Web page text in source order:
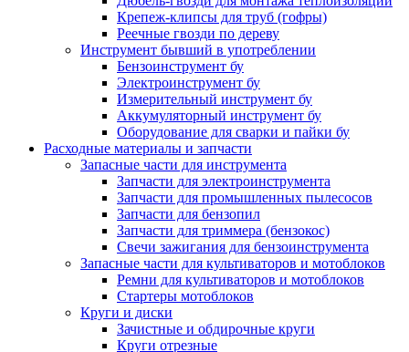
Крепеж-клипсы для труб (гофры)
Реечные гвозди по дереву
Инструмент бывший в употреблении
Бензоинструмент бу
Электроинструмент бу
Измерительный инструмент бу
Аккумуляторный инструмент бу
Оборудование для сварки и пайки бу
Расходные материалы и запчасти
Запасные части для инструмента
Запчасти для электроинструмента
Запчасти для промышленных пылесосов
Запчасти для бензопил
Запчасти для триммера (бензокос)
Свечи зажигания для бензоинструмента
Запасные части для культиваторов и мотоблоков
Ремни для культиваторов и мотоблоков
Стартеры мотоблоков
Круги и диски
Зачистные и обдирочные круги
Круги отрезные